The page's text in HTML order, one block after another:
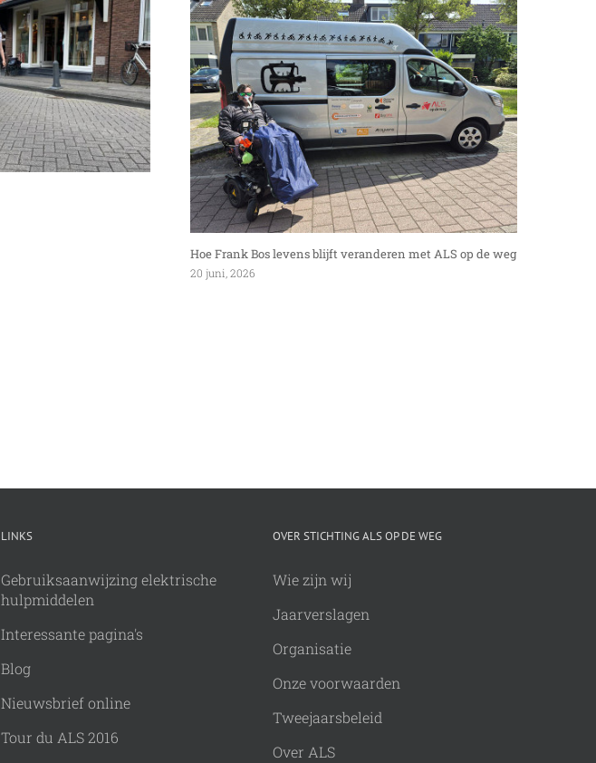
Hoe Frank Bos levens blijft veranderen met ALS op de weg
20 juni, 2026
LINKS
Gebruiksaanwijzing elektrische
hulpmiddelen
Interessante pagina's
Blog
Nieuwsbrief online
Tour du ALS 2016
OVER STICHTING ALS OP DE WEG
Wie zijn wij
Jaarverslagen
Organisatie
Onze voorwaarden
Tweejaarsbeleid
Over ALS